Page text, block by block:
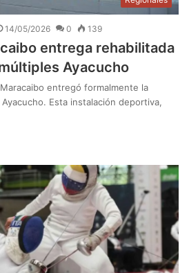
14/05/2026 0 139
entrega rehabilitada
Ayacucho
entregó formalmente la
Esta instalación deportiva,